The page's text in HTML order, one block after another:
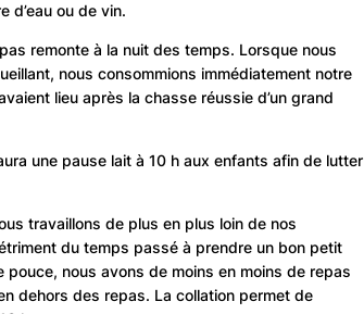
d’eau ou de vin.
remonte à la nuit des temps. Lorsque nous
nous consommions immédiatement notre
lieu après la chasse réussie d’un grand
une pause lait à 10 h aux enfants afin de lutter
travaillons de plus en plus loin de nos
du temps passé à prendre un bon petit
nous avons de moins en moins de repas
dehors des repas. La collation permet de